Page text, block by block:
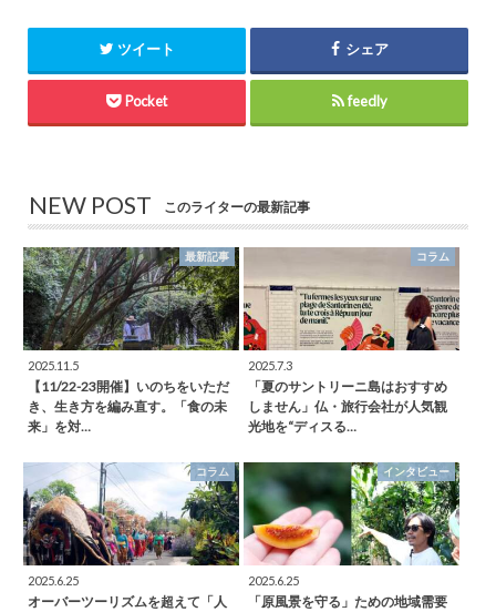
ツイート シェア
Pocket feedly
NEW POST このライターの最新記事
最新記事
2025.11.5
【11/22-23開催】いのちをいただ
き、生き方を編み直す。「食の未
来」を対…
コラム
2025.7.3
「夏のサントリーニ島はおすすめ
しません」仏・旅行会社が人気観
光地を“ディスる…
コラム
2025.6.25
オーバーツーリズムを超えて「人
インタビュー
2025.6.25
「原風景を守る」ための地域需要